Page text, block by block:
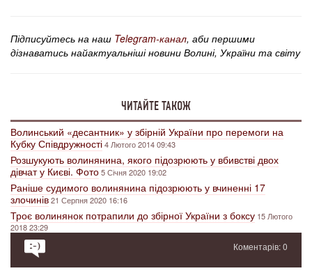
Підписуйтесь на наш Telegram-канал, аби першими
дізнаватись найактуальніші новини Волині, України та світу
ЧИТАЙТЕ ТАКОЖ
Волинський «десантник» у збірній України про перемоги на
Кубку Співдружності4 Лютого 2014 09:43
Розшукують волинянина, якого підозрюють у вбивстві двох
дівчат у Києві. Фото5 Січня 2020 19:02
Раніше судимого волинянина підозрюють у вчиненні 17
злочинів21 Серпня 2020 16:16
Троє волинянок потрапили до збірної України з боксу 15 Лютого
2018 23:29
Коментарів: 0